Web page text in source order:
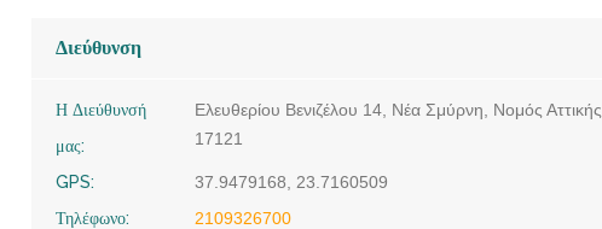
Διεύθυνση
Η Διεύθυνσή
μας:
Ελευθερίου Βενιζέλου 14, Νέα Σμύρνη, Νομός Αττικής,
17121
GPS:
37.9479168, 23.7160509
Τηλέφωνο:
2109326700